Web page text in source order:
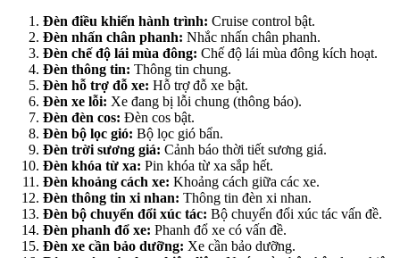
Đèn điều khiển hành trình: Cruise control bật.
Đèn nhấn chân phanh: Nhắc nhấn chân phanh.
Đèn chế độ lái mùa đông: Chế độ lái mùa đông kích hoạt.
Đèn thông tin: Thông tin chung.
Đèn hỗ trợ đỗ xe: Hỗ trợ đỗ xe bật.
Đèn xe lỗi: Xe đang bị lỗi chung (thông báo).
Đèn đèn cos: Đèn cos bật.
Đèn bộ lọc gió: Bộ lọc gió bẩn.
Đèn trời sương giá: Cảnh báo thời tiết sương giá.
Đèn khóa từ xa: Pin khóa từ xa sắp hết.
Đèn khoảng cách xe: Khoảng cách giữa các xe.
Đèn thông tin xi nhan: Thông tin đèn xi nhan.
Đèn bộ chuyển đổi xúc tác: Bộ chuyển đổi xúc tác vấn đề.
Đèn phanh đổ xe: Phanh đổ xe có vấn đề.
Đèn xe cần bảo dưỡng: Xe cần bảo dưỡng.